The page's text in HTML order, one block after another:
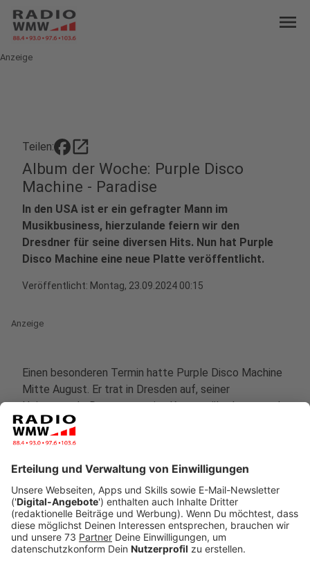
menu
Anzeige
Teilen: open_in_new
Album der Woche: Purple Disco
Machine - Paradise
In den USA ist er ein gefragter Mann im
Musikbusiness, hierzulande feiern wir den
Dresdner für seine diversen Hits. Nun hat Purple
Disco Machine eine neue Platte veröffentlicht.
Veröffentlicht: Montag, 23.09.2024 00:15
Anzeige
Einen besonderen Termin hatte Purple Disco Machine
Mitte August. Er trat in Dresden auf, seiner
Heimatstadt. Das erst zweite Konzert überhaupt und
doch so ein wichtiges. Denn Tino Piontek, aka Purple
Disco Machine, stellte schon rund einen Monat vor
mittlerweile dritte Studio-Album von ihm beschreibt er
in einem Interview mit der Berliner Zeitung so: "Mein
Album schließt einen Kreis. Ich hab mich schon immer
mehr am Strand mit Cocktail in der Hand gesehen als
in dunklen, nebeligen Clubs." So ist das Album für den
Hörer dann vielleicht zu verstehen, als Musik, die